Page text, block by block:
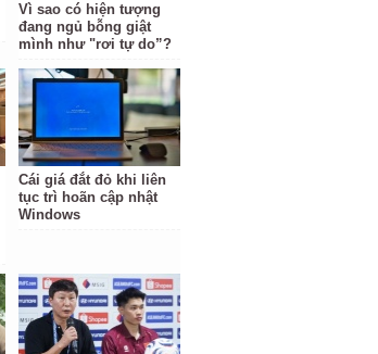
Vì sao có hiện tượng
đang ngủ bỗng giật
mình như "rơi tự do”?
Cái giá đắt đỏ khi liên
tục trì hoãn cập nhật
Windows